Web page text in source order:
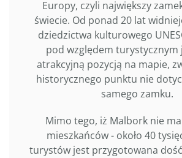
Europy, czyli największy
świecie. Od ponad 20 lat
dziedzictwa kulturowego
pod względem turystycznym
atrakcyjną pozycją na mapie,
historycznego punktu nie
samego zamku.
Mimo tego, iż Malbork nie
mieszkańców - około 40
turystów jest przygotowana